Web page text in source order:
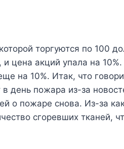
торгуются по 100
цена акций упала на
на 10%. Итак, что
день пожара из-за
о пожаре снова. Из-за
сгоревших тканей,